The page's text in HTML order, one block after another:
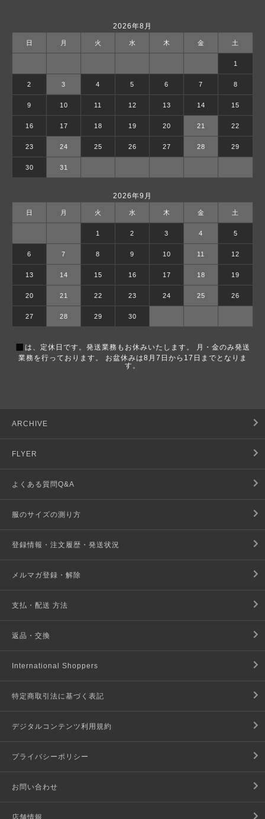
2026年8月
日 月 火 水 木 金 土
1
2 3 4 5 6 7 8
9 10 11 12 13 14 15
16 17 18 19 20 21 22
23 24 25 26 27 28 29
30 31
2026年9月
日 月 火 水 木 金 土
1 2 3 4 5
6 7 8 9 10 11 12
13 14 15 16 17 18 19
20 21 22 23 24 25 26
27 28 29 30
■ は、定休日です。発送業務もお休みいたします。 月・金のみ発送
業務を行っております。 お盆休みは8月7日から17日までとなりま
す。
ARCHIVE
FLYER
よくある質問Q&A
服のサイズの測り方
登録情報・注文履歴・発送状況
メルマガ登録・解除
支払・配送 方法
返品・交換
International Shoppers
特定商取引法に基づく表記
デジタルコンテンツ利用規約
プライバシーポリシー
お問い合わせ
店舗情報